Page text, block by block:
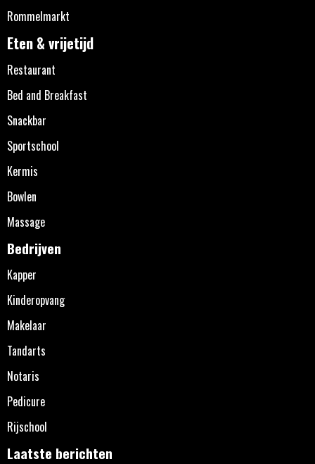
Rommelmarkt
Eten & vrijetijd
Restaurant
Bed and Breakfast
Snackbar
Sportschool
Kermis
Bowlen
Massage
Bedrijven
Kapper
Kinderopvang
Makelaar
Tandarts
Notaris
Pedicure
Rijschool
Laatste berichten